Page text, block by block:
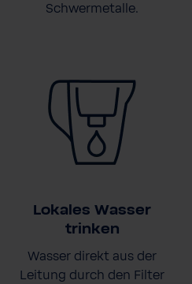
Schwermetalle.
Lokales Wasser
trinken
Wasser direkt aus der
Leitung durch den Filter